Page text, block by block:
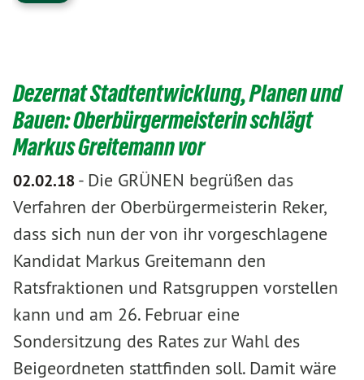
Dezernat Stadtentwicklung, Planen und
Bauen: Oberbürgermeisterin schlägt
Markus Greitemann vor
02.02.18- Die GRÜNEN begrüßen das
Verfahren der Oberbürgermeisterin Reker,
dass sich nun der von ihr vorgeschlagene
Kandidat Markus Greitemann den
Ratsfraktionen und Ratsgruppen vorstellen
kann und am 26. Februar eine
Sondersitzung des Rates zur Wahl des
Beigeordneten stattfinden soll. Damit wäre